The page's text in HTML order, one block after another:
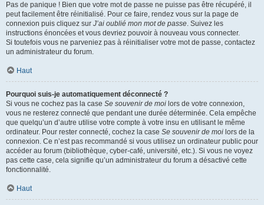
Pas de panique ! Bien que votre mot de passe ne puisse pas être récupéré, il
peut facilement être réinitialisé. Pour ce faire, rendez vous sur la page de
connexion puis cliquez sur J’ai oublié mon mot de passe. Suivez les
instructions énoncées et vous devriez pouvoir à nouveau vous connecter.
Si toutefois vous ne parveniez pas à réinitialiser votre mot de passe, contactez
un administrateur du forum.
Haut
Pourquoi suis-je automatiquement déconnecté ?
Si vous ne cochez pas la case Se souvenir de moi lors de votre connexion,
vous ne resterez connecté que pendant une durée déterminée. Cela empêche
que quelqu’un d’autre utilise votre compte à votre insu en utilisant le même
ordinateur. Pour rester connecté, cochez la case Se souvenir de moi lors de la
connexion. Ce n’est pas recommandé si vous utilisez un ordinateur public pour
accéder au forum (bibliothèque, cyber-café, université, etc.). Si vous ne voyez
pas cette case, cela signifie qu’un administrateur du forum a désactivé cette
fonctionnalité.
Haut